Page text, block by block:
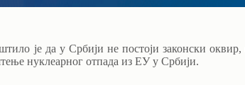
је да у Србији не постоји законски оквир,
нуклеарног отпада из ЕУ у Србији.